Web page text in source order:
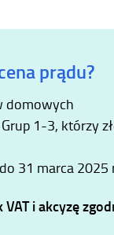
prądu?
domowych
1-3, którzy
31 marca 2025
i akcyzę